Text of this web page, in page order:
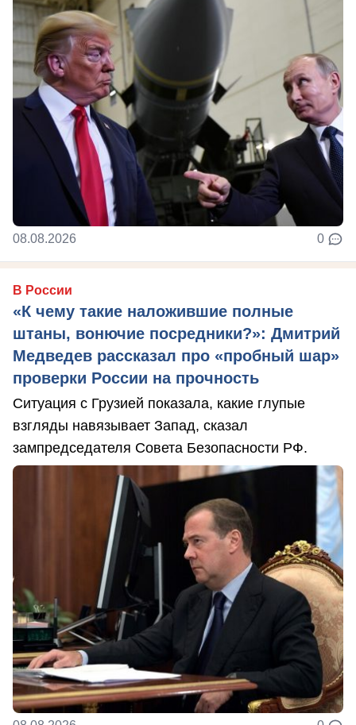
08.08.2026 0
В России
«К чему такие наложившие полные
штаны, вонючие посредники?»: Дмитрий
Медведев рассказал про «пробный шар»
проверки России на прочность
Ситуация с Грузией показала, какие глупые
взгляды навязывает Запад, сказал
зампредседателя Совета Безопасности РФ.